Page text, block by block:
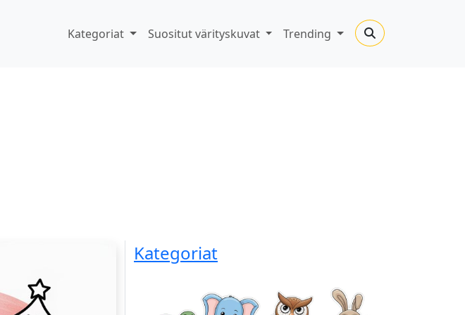
Kategoriat Suositut värityskuvat Trending
Kategoriat